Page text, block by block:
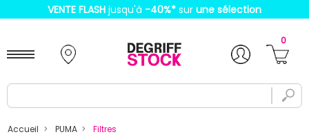
VENTE FLASH jusqu'à -40%* sur une sélection
0
Accueil PUMA Filtres